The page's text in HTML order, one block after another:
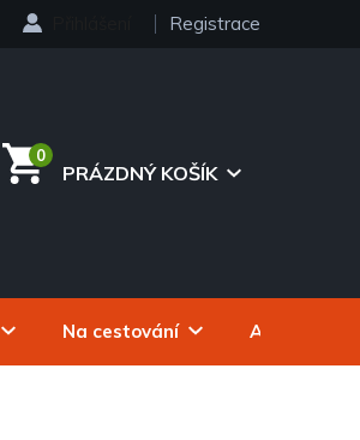
Registrace
PRÁZDNÝ KOŠÍK
Na cestování